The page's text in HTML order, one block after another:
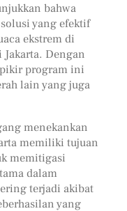
bahwa
yang efektif
ekstrem di
Jakarta. Dengan
program ini
lain yang juga
menekankan
memiliki tujuan
memitigasi
dalam
terjadi akibat
yang